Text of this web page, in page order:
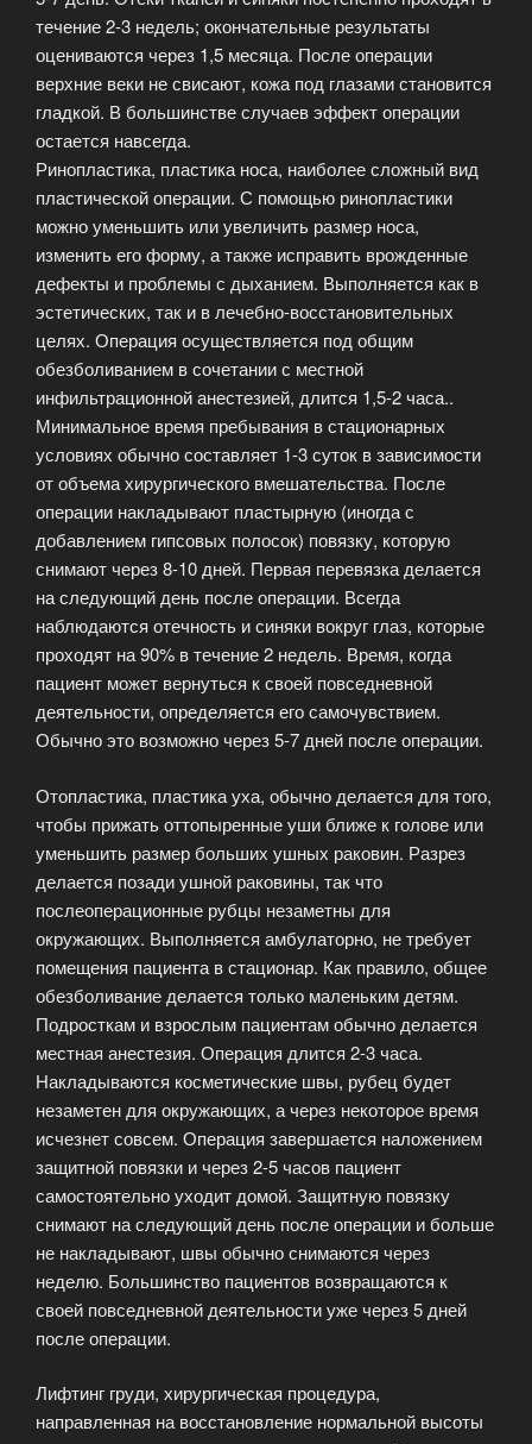
течение 2-3 недель; окончательные результаты
оцениваются через 1,5 месяца. После операции
верхние веки не свисают, кожа под глазами становится
гладкой. В большинстве случаев эффект операции
остается навсегда.
Ринопластика, пластика носа, наиболее сложный вид
пластической операции. С помощью ринопластики
можно уменьшить или увеличить размер носа,
изменить его форму, а также исправить врожденные
дефекты и проблемы с дыханием. Выполняется как в
эстетических, так и в лечебно-восстановительных
целях. Операция осуществляется под общим
обезболиванием в сочетании с местной
инфильтрационной анестезией, длится 1,5-2 часа..
Минимальное время пребывания в стационарных
условиях обычно составляет 1-3 суток в зависимости
от объема хирургического вмешательства. После
операции накладывают пластырную (иногда с
добавлением гипсовых полосок) повязку, которую
снимают через 8-10 дней. Первая перевязка делается
на следующий день после операции. Всегда
наблюдаются отечность и синяки вокруг глаз, которые
проходят на 90% в течение 2 недель. Время, когда
пациент может вернуться к своей повседневной
деятельности, определяется его самочувствием.
Обычно это возможно через 5-7 дней после операции.
Отопластика, пластика уха, обычно делается для того,
чтобы прижать оттопыренные уши ближе к голове или
уменьшить размер больших ушных раковин. Разрез
делается позади ушной раковины, так что
послеоперационные рубцы незаметны для
окружающих. Выполняется амбулаторно, не требует
помещения пациента в стационар. Как правило, общее
обезболивание делается только маленьким детям.
Подросткам и взрослым пациентам обычно делается
местная анестезия. Операция длится 2-3 часа.
Накладываются косметические швы, рубец будет
незаметен для окружающих, а через некоторое время
исчезнет совсем. Операция завершается наложением
защитной повязки и через 2-5 часов пациент
самостоятельно уходит домой. Защитную повязку
снимают на следующий день после операции и больше
не накладывают, швы обычно снимаются через
неделю. Большинство пациентов возвращаются к
своей повседневной деятельности уже через 5 дней
после операции.
Лифтинг груди, хирургическая процедура,
направленная на восстановление нормальной высоты